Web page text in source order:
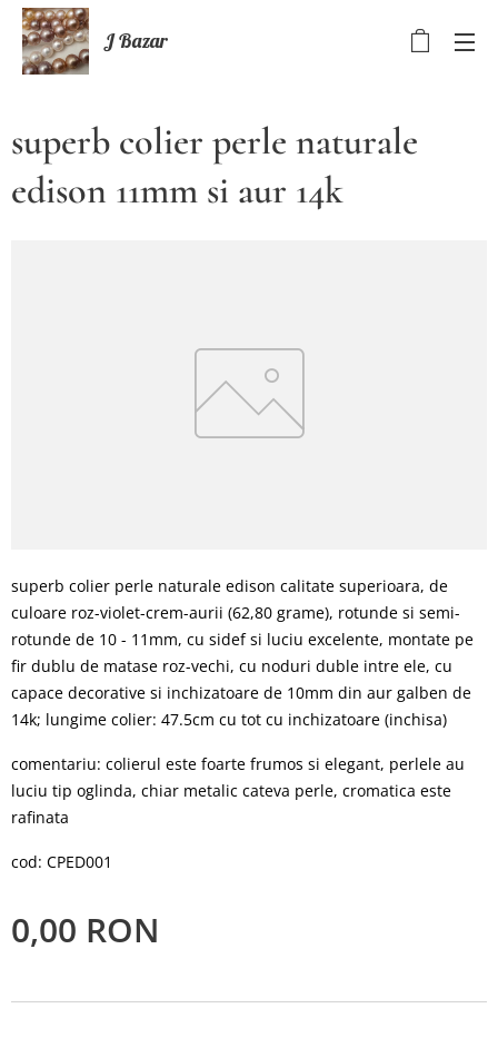
J Bazar
superb colier perle naturale
edison 11mm si aur 14k
superb colier perle naturale edison calitate superioara, de
culoare roz-violet-crem-aurii (62,80 grame), rotunde si semi-
rotunde de 10 - 11mm, cu sidef si luciu excelente, montate pe
fir dublu de matase roz-vechi, cu noduri duble intre ele, cu
capace decorative si inchizatoare de 10mm din aur galben de
14k; lungime colier: 47.5cm cu tot cu inchizatoare (inchisa)
comentariu: colierul este foarte frumos si elegant, perlele au
luciu tip oglinda, chiar metalic cateva perle, cromatica este
rafinata
cod: CPED001
0,00 RON